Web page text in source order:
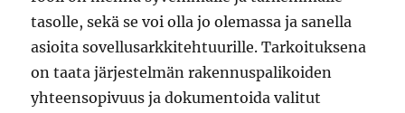
tasolle, sekä se voi olla jo olemassa ja sanella
asioita sovellusarkkitehtuurille. Tarkoituksena
on taata järjestelmän rakennuspalikoiden
yhteensopivuus ja dokumentoida valitut